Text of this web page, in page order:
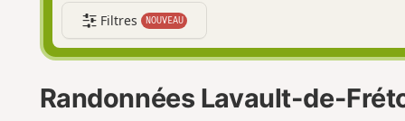
Filtres NOUVEAU
Randonnées Lavault-de-